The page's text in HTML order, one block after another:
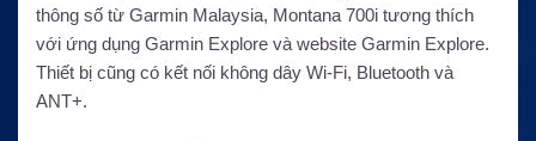
thông số từ Garmin Malaysia, Montana 700i tương thích
với ứng dụng Garmin Explore và website Garmin Explore.
Thiết bị cũng có kết nối không dây Wi-Fi, Bluetooth và
ANT+.